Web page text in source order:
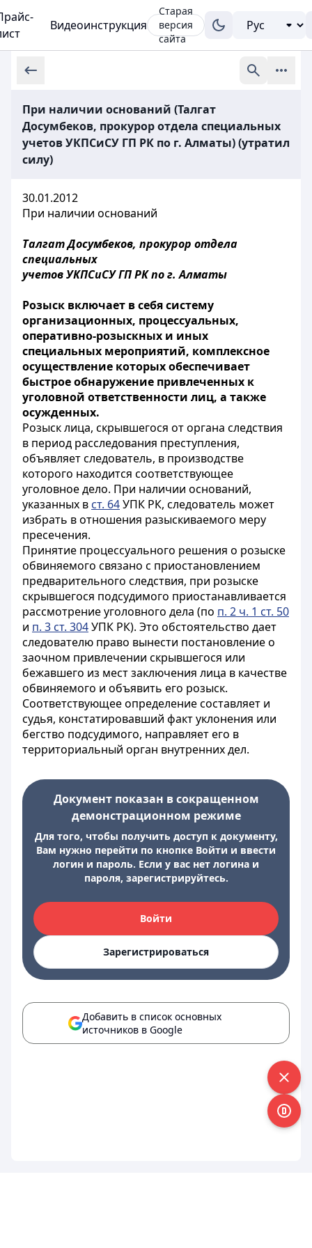
Видеоинструкция
Старая
версия
сайта
При наличии оснований (Талгат
Досумбеков, прокурор отдела специальных
учетов УКПСиСУ ГП РК по г. Алматы) (утратил
силу)
30.01.2012
При наличии оснований
Талгат Досумбеков, прокурор отдела
специальных
учетов УКПСиСУ ГП РК по г. Алматы
Розыск включает в себя систему
организационных, процессуальных,
оперативно-розыскных и иных
специальных мероприятий, комплексное
осуществление которых обеспечивает
быстрое обнаружение привлеченных к
уголовной ответственности лиц, а также
осужденных.
Розыск лица, скрывшегося от органа следствия
в период расследования преступления,
объявляет следователь, в производстве
которого находится соответствующее
уголовное дело. При наличии оснований,
указанных в ст. 64УПК РК, следователь может
избрать в отношения разыскиваемого меру
пресечения.
Принятие процессуального решения о розыске
обвиняемого связано с приостановлением
предварительного следствия, при розыске
скрывшегося подсудимого приостанавливается
рассмотрение уголовного дела (по п. 2 ч. 1 ст. 50
и п. 3 ст. 304УПК РК). Это обстоятельство дает
следователю право вынести постановление о
заочном привлечении скрывшегося или
бежавшего из мест заключения лица в качестве
обвиняемого и объявить его розыск.
Соответствующее определение составляет и
судья, констатировавший факт уклонения или
бегство подсудимого, направляет его в
территориальный орган внутренних дел.
Документ показан в сокращенном
демонстрационном режиме
Для того, чтобы получить доступ к документу,
Вам нужно перейти по кнопке Войти и ввести
логин и пароль. Если у вас нет логина и
пароля, зарегистрируйтесь.
Войти
Зарегистрироваться
Добавить в список основных
источников в Google